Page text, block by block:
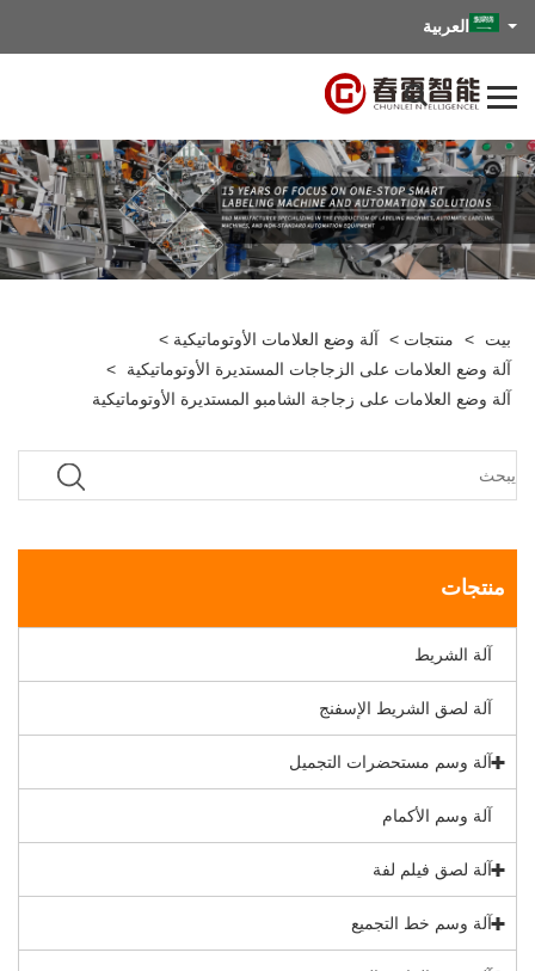
العربية
بيت > منتجات > آلة وضع العلامات الأوتوماتيكية >
آلة وضع العلامات على الزجاجات المستديرة الأوتوماتيكية
>
آلة وضع العلامات على زجاجة الشامبو المستديرة الأوتوماتيكية
منتجات
آلة الشريط
آلة لصق الشريط الإسفنج
آلة وسم مستحضرات التجميل
آلة وسم الأكمام
آلة لصق فيلم لفة
آلة وسم خط التجميع